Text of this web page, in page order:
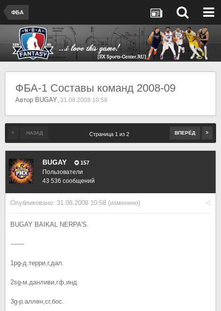
ФБА
ФБА-1 Составы команд 2008-09
Автор BUGAY, 31.08.2008 10:58
НАЗАД ВПЕРЁД
Страница 1 из 2
BUGAY 157
Пользователи
43 536 сообщений
Опубликовано: 31.08.2008 10:58 (изменено)
BUGAY BAIKAL NERPA'S.
-------
1pg-д.терри,г,дал.
2sg-м.данливи,гф,инд.
3g-р.аллен,сг,бос.